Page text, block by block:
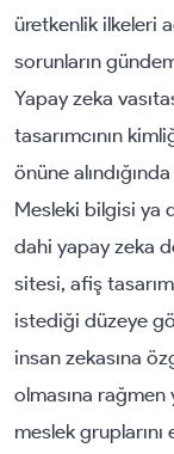
üretkenlik ilkeleri
sorunların
Yapay zeka
tasarımcının
önüne
Mesleki bilgisi ya
dahi yapay zeka
sitesi, afiş
istediği düzeye
insan zekasına
olmasına rağmen
meslek